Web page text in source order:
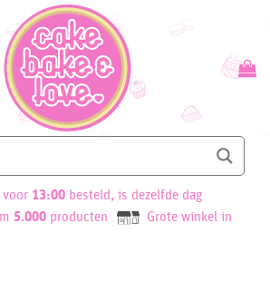
voor 13:00 besteld, is dezelfde dag
5.000 producten
Grote winkel in